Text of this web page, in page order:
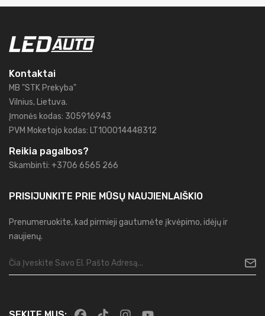
Kontaktai
MB "STK Prekyba"
Vilnius, Lietuva.
Įmonės kodas: 305916943
PVM Moketojo kodas: LT100014448312
Reikia pagalbos?
Skambinti: +3706 6565 266
PRISIJUNKITE PRIE MŪSŲ NAUJIENLAIŠKIO
Prenumeruokite, kad pirmieji gautumėte įkvėpimo, idėjų ir
naujienų.